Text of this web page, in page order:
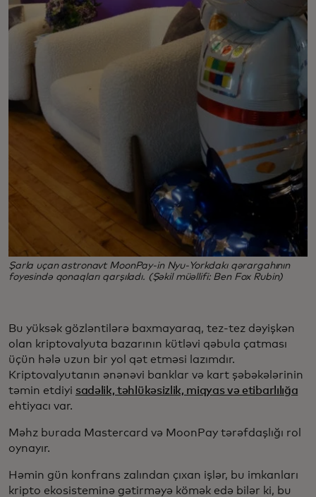
Şarla uçan astronavt MoonPay-in Nyu-Yorkdakı qərargahının
foyesində qonaqları qarşıladı. (Şəkil müəllifi: Ben Fox Rubin)
Bu yüksək gözləntilərə baxmayaraq, tez-tez dəyişkən
olan kriptovalyuta bazarının kütləvi qəbula çatması
üçün hələ uzun bir yol qət etməsi lazımdır.
Kriptovalyutanın ənənəvi banklar və kart şəbəkələrinin
təmin etdiyi sadəlik, təhlükəsizlik, miqyas və etibarlılığa
ehtiyacı var.
Məhz burada Mastercard və MoonPay tərəfdaşlığı rol
oynayır.
Həmin gün konfrans zalından çıxan işlər, bu imkanları
kripto ekosisteminə gətirməyə kömək edə bilər ki, bu